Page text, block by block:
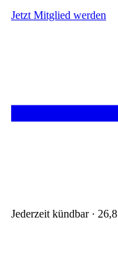
Jetzt Mitglied werden
Jederzeit kündbar ·